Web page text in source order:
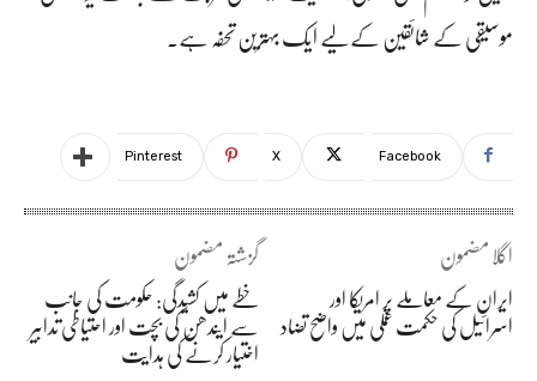
موسیقی کے شائقین کے لیے ایک بہترین تحفہ ہے۔
Facebook
X
Pinterest
گزشتہ مضمون
خطے میں کشیدگی: حکومت کی جانب
سے ایندھن کی بچت اور احتیاطی تدابیر
اختیار کرنے کی ہدایت
اگلا مضمون
ایران کے معاملے پر امریکا اور
اسرائیل کی حکمت عملی میں واضح تضاد